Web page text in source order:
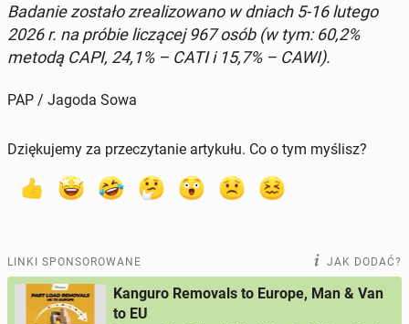
Badanie zostało zre­ali­zo­wa­no w dniach 5-16 lutego
2026 r. na próbie li­czą­cej 967 osób (w tym: 60,2%
metodą CAPI, 24,1% – CATI i 15,7% – CAWI).
PAP / Jagoda Sowa
Dziękujemy za przeczytanie artykułu. Co o tym myślisz?
LINKI SPONSOROWANE JAK DODAĆ?
Kanguro Removals to Europe, Man & Van
to EU